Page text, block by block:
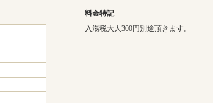
料金特記
入湯税大人300円別途頂きます。